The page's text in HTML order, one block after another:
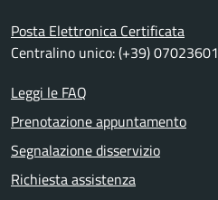
Posta Elettronica Certificata
Centralino unico: (+39) 07023601
Leggi le FAQ
Prenotazione appuntamento
Segnalazione disservizio
Richiesta assistenza